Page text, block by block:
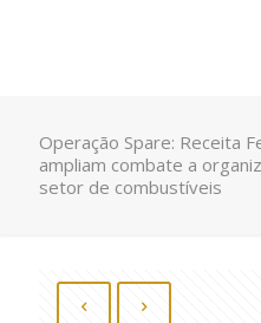
Operação Spare: Receita
ampliam combate a
setor de combustíveis